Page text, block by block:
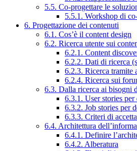
5.5. Co-progettare le
5.5.1. Workshop di
6. Progettazione dei contenuti
6.1. Cos’è il content design
6.2. Ricerca utente sui
6.2.1. Content
6.2.2. Dati di ricerca
6.2.3. Ricerca tramite
6.2.4. Ricerca sui
6.3. Dalla ricerca ai bisogni
6.3.1. User stories
6.3.2. Job stories per
6.3.3. Criteri di
6.4. Architettura
6.4.1. Definire
6.4.2. Alberatura